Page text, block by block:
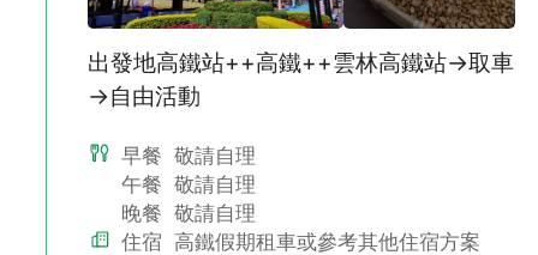
出發地高鐵站++高鐵++雲林高鐵站→取車
→自由活動
早餐 敬請自理
午餐 敬請自理
晚餐 敬請自理
住宿 高鐵假期租車或參考其他住宿方案